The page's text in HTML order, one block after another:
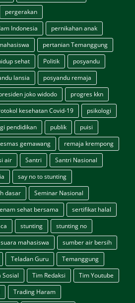
pergerakan
Indonesia
pernikahan anak
pertanian Temanggung
sehat Politik
posyandu
lansia
posyandu remaja
joko widodo
progres kkn
kesehatan Covid-19
psikologi
pendidikan publik
puisi
gemawang
remaja krempong
air Santri
Santri Nasional
say no to stunting
dasar
Seminar Nasional
sehat bersama
sertifikat halal
stunting
stunting no
suara mahasiswa
sumber air bersih
Teladan Guru
Temanggung
Sosial Tim Redaksi
Tim Youtube
Trading Haram